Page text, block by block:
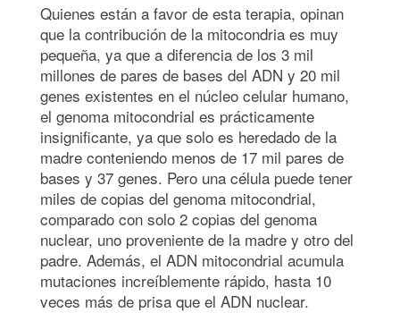
Quienes están a favor de esta terapia, opinan
que la contribución de la mitocondria es muy
pequeña, ya que a diferencia de los 3 mil
millones de pares de bases del ADN y 20 mil
genes existentes en el núcleo celular humano,
el genoma mitocondrial es prácticamente
insignificante, ya que solo es heredado de la
madre conteniendo menos de 17 mil pares de
bases y 37 genes. Pero una célula puede tener
miles de copias del genoma mitocondrial,
comparado con solo 2 copias del genoma
nuclear, uno proveniente de la madre y otro del
padre. Además, el ADN mitocondrial acumula
mutaciones increíblemente rápido, hasta 10
veces más de prisa que el ADN nuclear.